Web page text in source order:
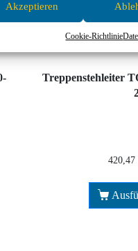
Akzeptieren
Cookie-Richtlinie
Layher
Treppenstehleiter
420,47